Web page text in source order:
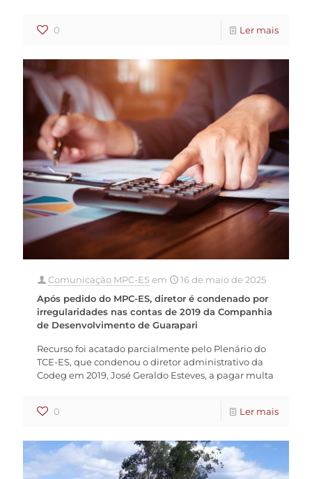
0 Ler mais
Comunicação MPC-ESem
16 de maio de 2025
Após pedido do MPC-ES, diretor é condenado por
irregularidades nas contas de 2019 da Companhia
de Desenvolvimento de Guarapari
Recurso foi acatado parcialmente pelo Plenário do
TCE-ES, que condenou o diretor administrativo da
Codeg em 2019, José Geraldo Esteves, a pagar multa
0 Ler mais